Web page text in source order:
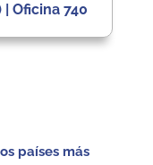
Oficina 740
países más